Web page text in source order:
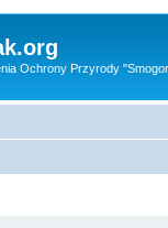
Ochrony Przyrody